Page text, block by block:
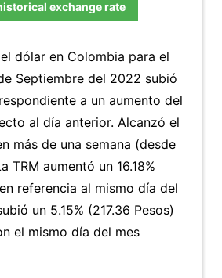
exchange rate
dólar en Colombia para el
Septiembre del 2022 subió
a un aumento del
al día anterior. Alcanzó el
más de una semana (desde
TRM aumentó un 16.18%
referencia al mismo día del
un 5.15% (217.36 Pesos)
el mismo día del mes